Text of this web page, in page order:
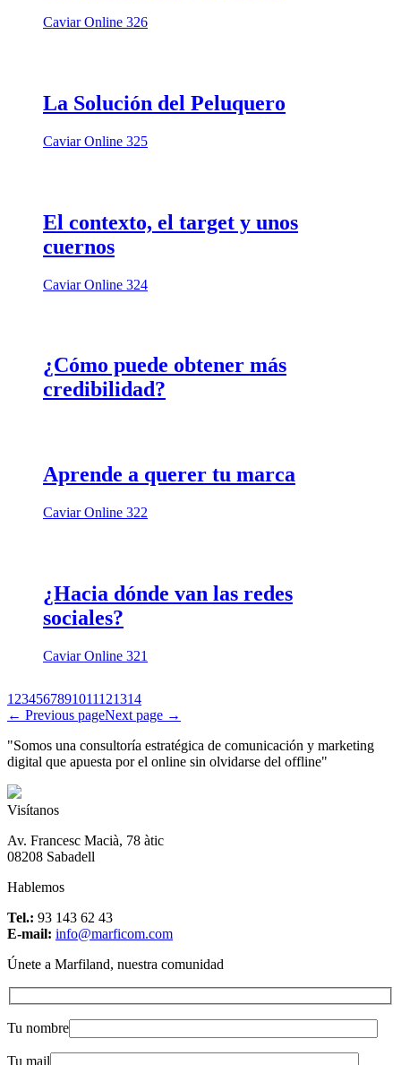
Caviar Online 326
La Solución del Peluquero
Caviar Online 325
El contexto, el target y unos
cuernos
Caviar Online 324
¿Cómo puede obtener más
credibilidad?
Aprende a querer tu marca
Caviar Online 322
¿Hacia dónde van las redes
sociales?
Caviar Online 321
1 234567891011121314
← Previous pageNext page →
"Somos una consultoría estratégica de comunicación y marketing
digital que apuesta por el online sin olvidarse del offline"
Visítanos
Av. Francesc Macià, 78 àtic
08208 Sabadell
Hablemos
Tel.: 93 143 62 43
E-mail: info@marficom.com
Únete a Marfiland, nuestra comunidad
Tu nombre
Tu mail